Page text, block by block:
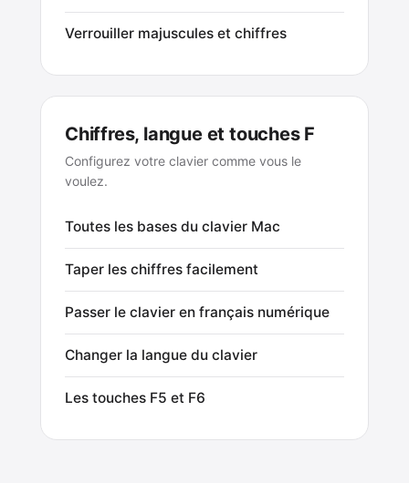
Verrouiller majuscules et chiffres
Chiffres, langue et touches F
Configurez votre clavier comme vous le
voulez.
Toutes les bases du clavier Mac
Taper les chiffres facilement
Passer le clavier en français numérique
Changer la langue du clavier
Les touches F5 et F6